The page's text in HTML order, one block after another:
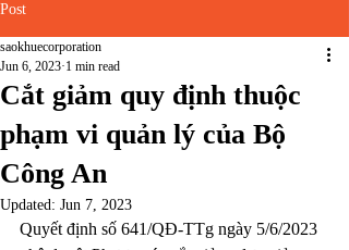
Post
Cắt giảm quy định thuộc
phạm vi quản lý của Bộ
Công An
saokhuecorporation
Jun 6, 2023 1 min read
Updated: Jun 7, 2023
Quyết định số 641/QĐ-TTg ngày 5/6/2023